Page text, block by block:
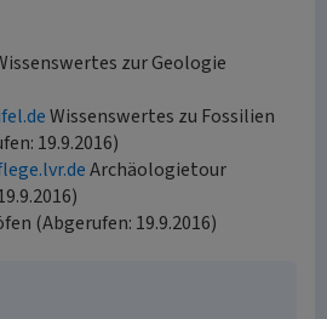
zur Geologie
Wissenswertes zu Fossilien
19.9.2016)
Archäologietour
(Abgerufen: 19.9.2016)